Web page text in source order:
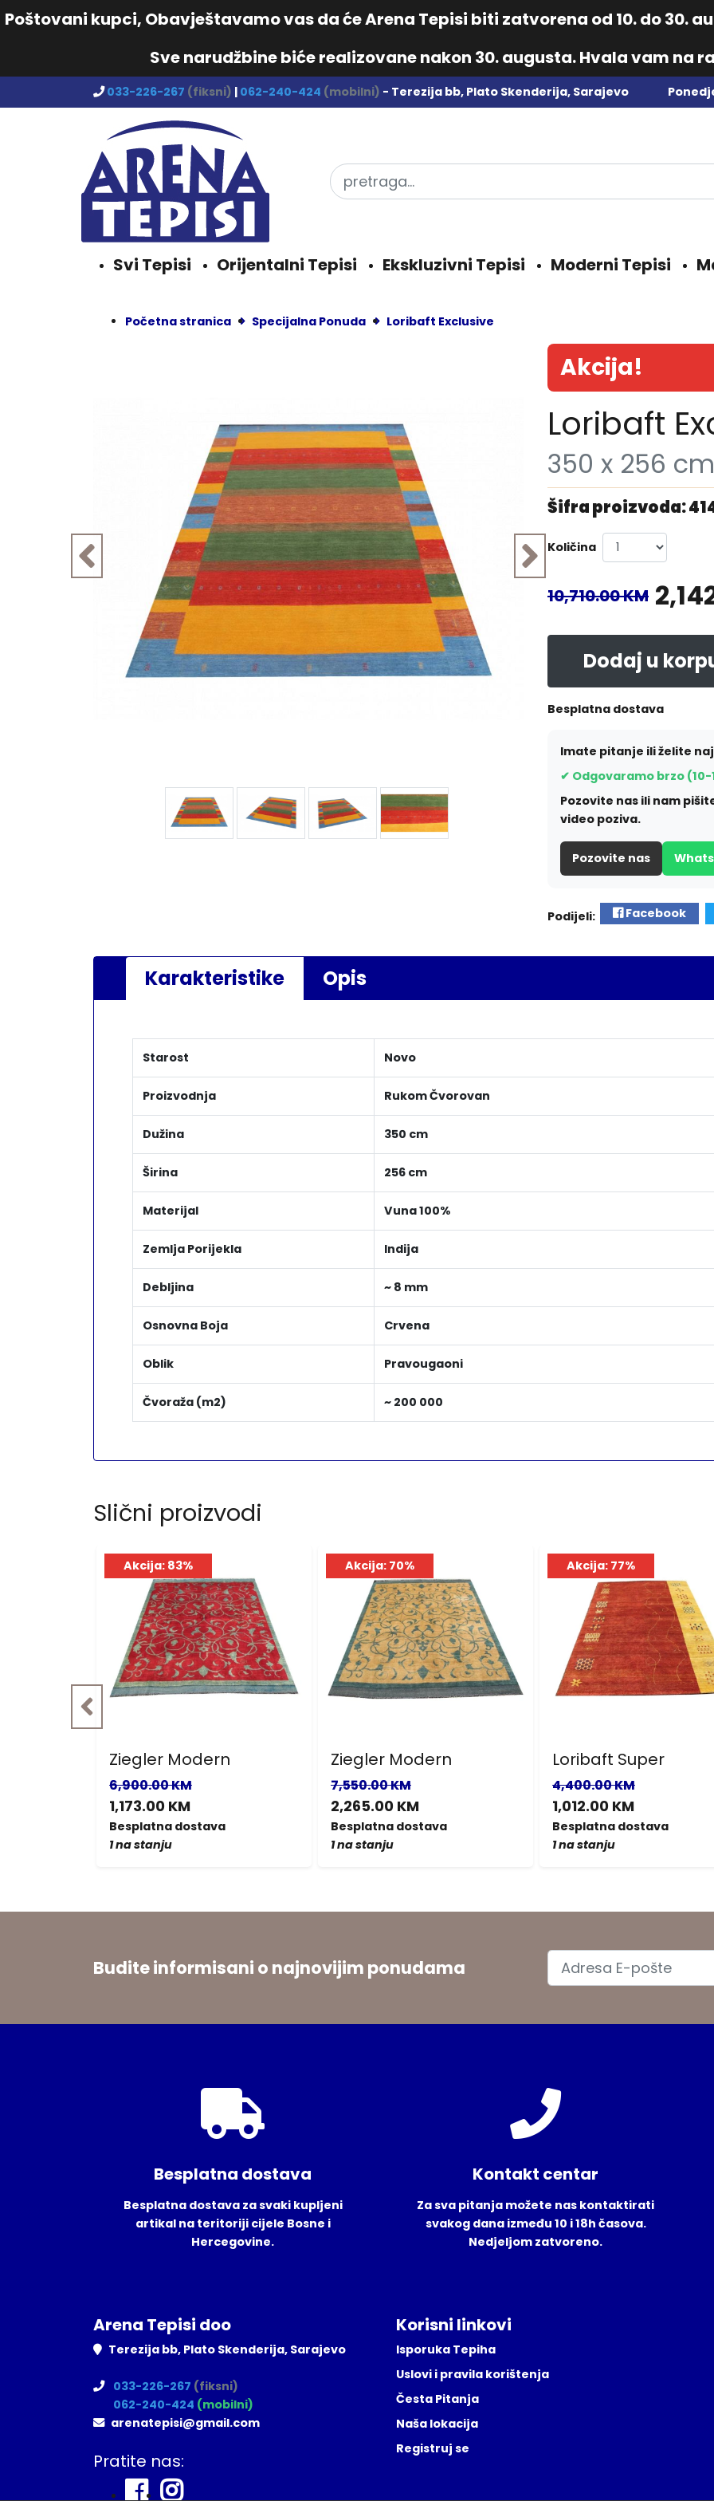
Poštovani kupci, Obavještavamo vas da će Arena Tepisi biti zatvorena od 10. do 30.
Sve narudžbine biće realizovane nakon 30. augusta. Hvala vam na
033-226-267 (fiksni) | 062-240-424 (mobilni) - Terezija bb, Plato Skenderija, Sarajevo
Svi Tepisi Orijentalni Tepisi Ekskluzivni Tepisi Moderni Tepisi
Početna stranica Specijalna Ponuda Loribaft Exclusive
Akcija!
Loribaft
350 x 256 cm
Šifra proizvoda:
Količina
10,710.00 KM
Dodaj u
Besplatna dostava
Imate pitanje ili želite
✔ Odgovaramo brzo (10-
Pozovite nas ili nam
video poziva.
Pozovite nas
Podijeli: Facebook
Karakteristike Opis
Starost Novo
Proizvodnja Rukom Čvorovan
Dužina 350 cm
Širina 256 cm
Materijal Vuna 100%
Zemlja Porijekla Indija
Debljina ~ 8 mm
Osnovna Boja Crvena
Oblik Pravougaoni
Čvoraža (m2) ~ 200 000
Slični proizvodi
Akcija: 83%
Ziegler Modern
6,900.00 KM
1,173.00 KM
Besplatna dostava
1 na stanju
Akcija: 70%
Ziegler Modern
7,550.00 KM
2,265.00 KM
Besplatna dostava
1 na stanju
Akcija: 77%
Loribaft Super
4,400.00 KM
1,012.00 KM
Besplatna dostava
1 na stanju
Budite informisani o najnovijim ponudama
Besplatna dostava
Besplatna dostava za svaki kupljeni
artikal na teritoriji cijele Bosne i
Hercegovine.
Kontakt centar
Za sva pitanja možete nas kontaktirati
svakog dana između 10 i 18h časova.
Nedjeljom zatvoreno.
Arena Tepisi doo
Terezija bb, Plato Skenderija, Sarajevo
033-226-267 (fiksni)
062-240-424 (mobilni)
arenatepisi@gmail.com
Pratite nas:
Korisni linkovi
Isporuka Tepiha
Uslovi i pravila korištenja
Česta Pitanja
Naša lokacija
Registruj se